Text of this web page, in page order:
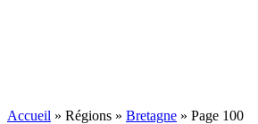
Accueil » Régions » Bretagne » Page 100